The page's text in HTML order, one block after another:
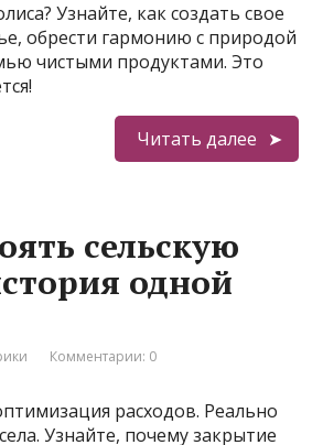
Узнайте, как создать свое
обрести гармонию с природой
чистыми продуктами. Это
Читать далее
сельскую
одной
Комментарии: 0
расходов. Реально
Узнайте, почему закрытие